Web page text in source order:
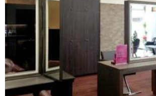
ヘアサロン
ネイルサロン
まつげサロン